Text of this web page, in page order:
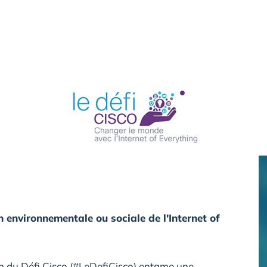
ou sociale de l'Internet of